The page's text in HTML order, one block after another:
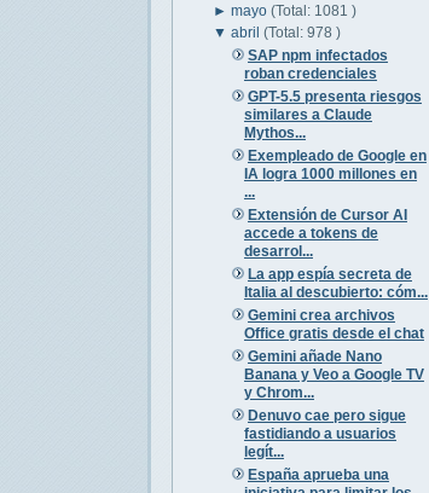
►mayo(Total: 1081 )
▼abril(Total: 978 )
SAP npm infectados
roban credenciales
GPT-5.5 presenta riesgos
similares a Claude
Mythos...
Exempleado de Google en
IA logra 1000 millones en
...
Extensión de Cursor AI
accede a tokens de
desarrol...
La app espía secreta de
Italia al descubierto: cóm...
Gemini crea archivos
Office gratis desde el chat
Gemini añade Nano
Banana y Veo a Google TV
y Chrom...
Denuvo cae pero sigue
fastidiando a usuarios
legít...
España aprueba una